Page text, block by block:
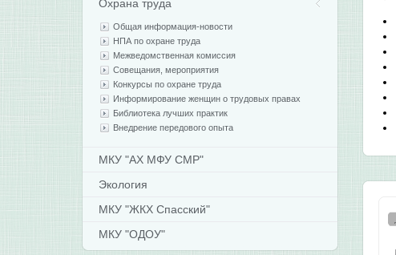
Охрана труда
Общая информация-новости
НПА по охране труда
Межведомственная комиссия
Совещания, мероприятия
Конкурсы по охране труда
Информирование женщин о трудовых правах
Библиотека лучших практик
Внедрение передового опыта
МКУ "АХ МФУ СМР"
Экология
МКУ "ЖКХ Спасский"
МКУ "ОДОУ"